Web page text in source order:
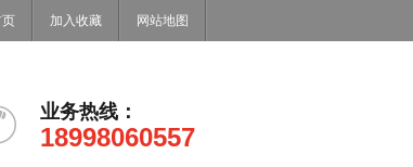
加入收藏 网站地图
业务热线：
18998060557